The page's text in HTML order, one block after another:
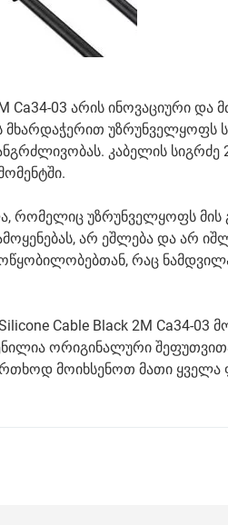
Ca34-03 არის ინოვაციური და
მხარდაჭერით
კაბელის სიგრძე
რომელიც უზრუნველყოფს მის
არ ეშლება და არ
რაც
Cable Black 2M Ca34-03
ორიგინალური
მოიხსენოთ მათი ყველა